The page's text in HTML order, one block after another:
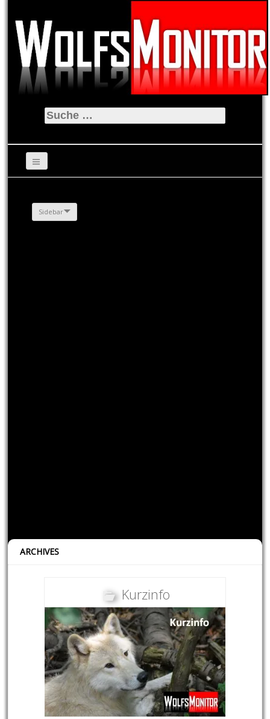
Suche
nach:
Sidebar
ARCHIVES
Kurzinfo